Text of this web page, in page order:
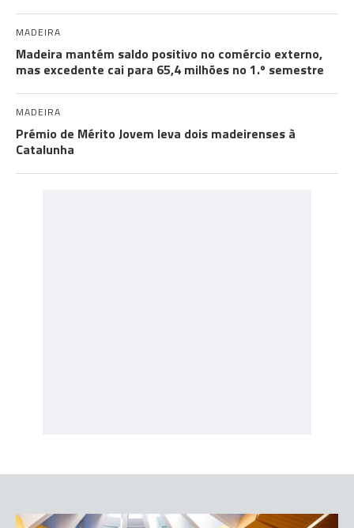
MADEIRA
Madeira mantém saldo positivo no comércio externo,
mas excedente cai para 65,4 milhões no 1.º semestre
MADEIRA
Prémio de Mérito Jovem leva dois madeirenses à
Catalunha